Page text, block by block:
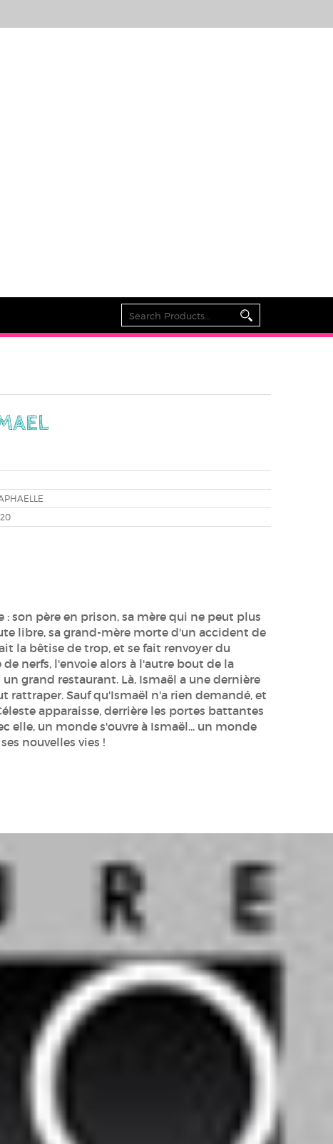
son père en prison, sa mère qui ne peut plus
libre, sa grand-mère morte d'un accident de
la bêtise de trop, et se fait renvoyer du
nerfs, l'envoie alors à l'autre bout de la
grand restaurant. Là, Ismaël a une dernière
rattraper. Sauf qu'Ismaël n'a rien demandé, et
apparaisse, derrière les portes battantes
elle, un monde s'ouvre à Ismaël... un monde
nouvelles vies !